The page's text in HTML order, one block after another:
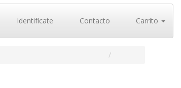
Identifícate Contacto Carrito